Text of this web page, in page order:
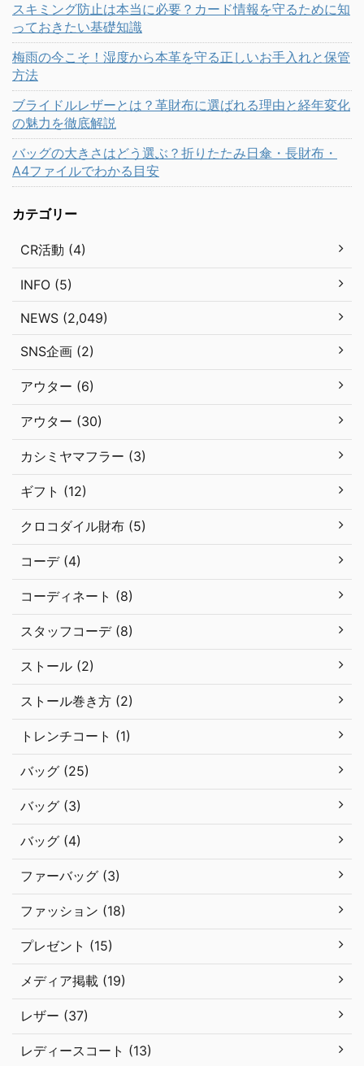
スキミング防止は本当に必要？カード情報を守るために知
っておきたい基礎知識
梅雨の今こそ！湿度から本革を守る正しいお手入れと保管
方法
ブライドルレザーとは？革財布に選ばれる理由と経年変化
の魅力を徹底解説
バッグの大きさはどう選ぶ？折りたたみ日傘・長財布・
A4ファイルでわかる目安
カテゴリー
CR活動 (4)
INFO (5)
NEWS (2,049)
SNS企画 (2)
アウター (6)
アウター (30)
カシミヤマフラー (3)
ギフト (12)
クロコダイル財布 (5)
コーデ (4)
コーディネート (8)
スタッフコーデ (8)
ストール (2)
ストール巻き方 (2)
トレンチコート (1)
バッグ (25)
バッグ (3)
バッグ (4)
ファーバッグ (3)
ファッション (18)
プレゼント (15)
メディア掲載 (19)
レザー (37)
レディースコート (13)